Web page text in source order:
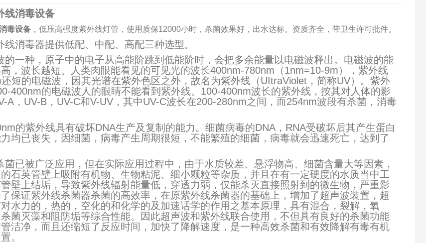
07-03
线消毒设备
毒设备 ，低压高强度紫外线灯管，使用质保12000小时，杀菌效果好，出水达标。资质齐全，带卫生许可批件。
线消毒器提供低配、中配、高配三种选型。
的一种，原子中的电子从高能阶跳到低能阶时，会把多余能量以电磁波释出。电磁波的能
，波长越短。人类肉眼能看见的可见光的波长400nm-780nm（1nm=10-9m），紫外线
短的电磁波，因其光谱在紫外色区之外，故名为紫外线（UItraViolet，简称UV）。紫外
400nm的电磁波人的眼睛不能看到紫外线。100-400nm波长的紫外线，按其对人体的影
A，UV-B，UV-C和V-UV，其中UV-C波长在200-280nm之间，而254nm波段有杀菌，消毒
的紫外线具有破坏DNA生产及复制的能力。细菌病毒的DNA，RNA受破坏后其产生蛋白
均已丧失，因细菌，病毒产生周期很短，不能繁殖的细菌，病毒就会迅速死亡，达到了
菌已被广泛应用，但在实际应用过程中，由于水质较差、悬浮物高、细菌含量大等因素，
石英管壁上吸附有机物、生物粘泥、细小颗粒等杂质，并且在有一定硬度的水质当中工
壁上结垢，导致紫外线辐射能量低，穿透力弱，仅能杀灭直接照射到的微生物，严重影
保证紫外线杀菌器杀菌的高效率，在原紫外线杀菌器的基础上，增加了超声波装置，超
水力的，热的，空化的和化学的及加速话学的作用之基本原理，具有混合，裂解，氧
菌灭藻和阻防垢等综合性能。因此超声波和紫外线联合使用，不但具有良好的杀菌功能
洁净，而且还缩短了反应时间，加快了降解速度，是一种高效杀菌和有效降解有毒有机
。